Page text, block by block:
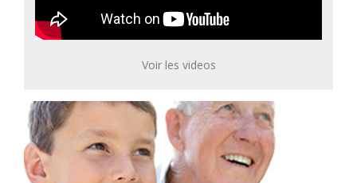
Voir les videos